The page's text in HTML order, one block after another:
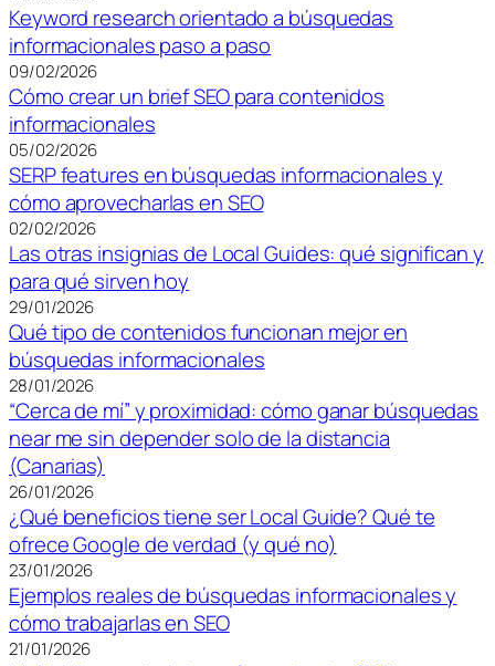
Keyword research orientado a búsquedas
informacionales paso a paso
09/02/2026
Cómo crear un brief SEO para contenidos
informacionales
05/02/2026
SERP features en búsquedas informacionales y
cómo aprovecharlas en SEO
02/02/2026
Las otras insignias de Local Guides: qué significan y
para qué sirven hoy
29/01/2026
Qué tipo de contenidos funcionan mejor en
búsquedas informacionales
28/01/2026
“Cerca de mí” y proximidad: cómo ganar búsquedas
near me sin depender solo de la distancia
(Canarias)
26/01/2026
¿Qué beneficios tiene ser Local Guide? Qué te
ofrece Google de verdad (y qué no)
23/01/2026
Ejemplos reales de búsquedas informacionales y
cómo trabajarlas en SEO
21/01/2026